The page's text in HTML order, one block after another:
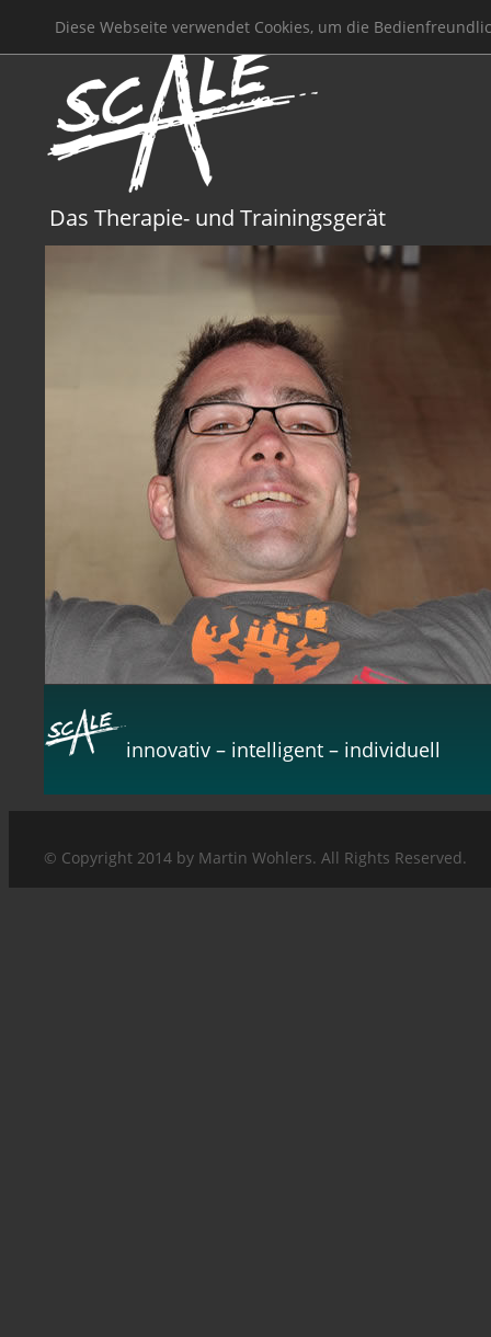
Diese Webseite verwendet Cookies, um die
Das Therapie- und Trainingsgerät
innovativ – intelligent – individuell
© Copyright 2014 by Martin Wohlers. All Rights Reserved.